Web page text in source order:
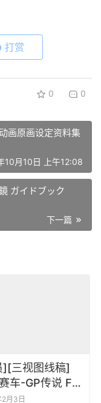
打赏
0 0
画原画设定资料集
10月10日 上午12:08
ガイドブック
下一篇
][三视图线稿]
车-GP传说 F-
GP Legend –
月3日